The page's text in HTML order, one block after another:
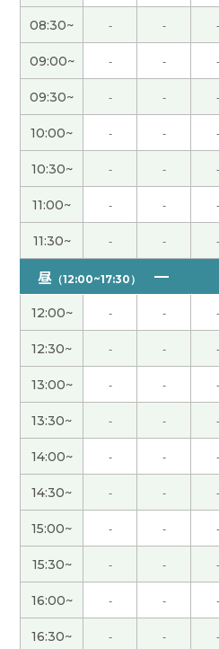
下次再见〜( 男性 )
誕生日プレゼント、なんか
谢谢您的课。您打算来日本
るといいですね。下次也请
不好意思 下次见
一緒に世界平和のために頑張
谢谢您给我上课。我相信把
公司需要您的能力。我也继
下次再见，谢谢！( 男性 )
今天的上课谢谢你！今天认
说明非常好了！下次的上课
男性 )
谢谢您的课。我很高兴认识
代。我高中毕时，百分之三
者短大学。日本的发展很早
50年的现在之中没有很大的
长。很遗憾。
( 60代 女性 )
親切でいい人だなーって思
08:30~ - - -
09:00~ - - -
09:30~ - - -
10:00~ - - -
10:30~ - - -
11:00~ - - -
11:30~ - - -
昼 （12:00~17:30）
12:00~ - - -
12:30~ - - -
13:00~ - - -
13:30~ - - -
14:00~ - - -
14:30~ - - -
15:00~ - - -
15:30~ - - -
16:00~ - - -
16:30~ - - -